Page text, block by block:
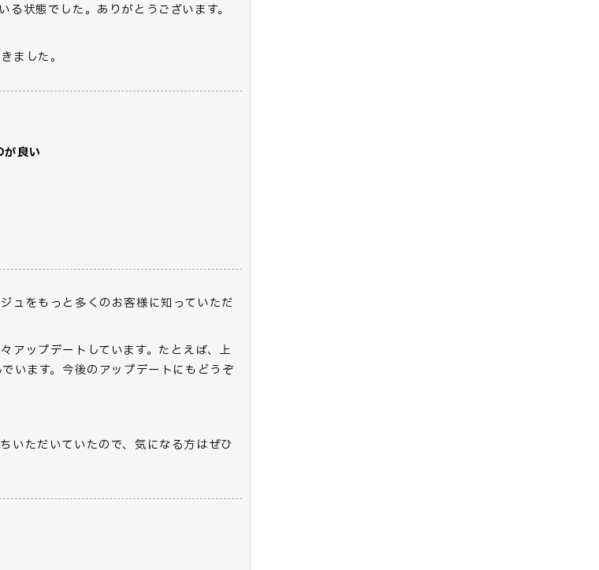
状態でした。ありがとうございます。
ました。
良い
ュをもっと多くのお客様に知っていただ
アップデートしています。たとえば、上
います。今後のアップデートにもどうぞ
いただいていたので、気になる方はぜひ